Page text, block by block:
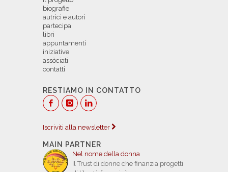
biografie
autrici e autori
partecipa
libri
appuntamenti
iniziative
assòciati
contatti
RESTIAMO IN CONTATTO
Iscriviti alla newsletter
MAIN PARTNER
Nel nome della donna
Il Trust di donne che finanzia progetti